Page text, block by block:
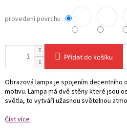
provedení povrchu
Přidat do košíku
Obrazová lampa je spojením decentního
motivu. Lampa má dvě stěny které jsou
světla, to vytváří užasnou světelnou
Číst více